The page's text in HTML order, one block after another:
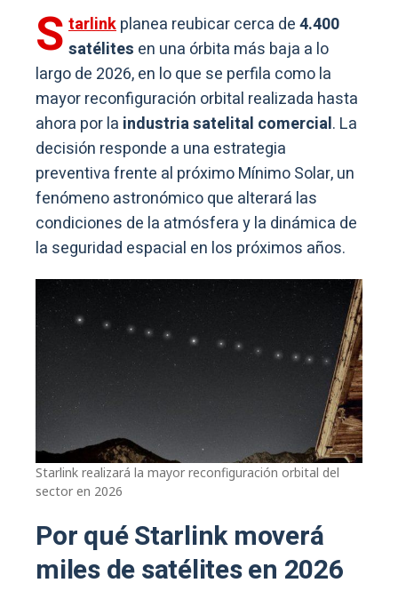
S tarlinkplanea reubicar cerca de4.400
satélites en una órbita más baja a lo
largo de 2026, en lo que se perfila como la
mayor reconfiguración orbital realizada hasta
ahora por la industria satelital comercial. La
decisión responde a una estrategia
preventiva frente al próximo Mínimo Solar, un
fenómeno astronómico que alterará las
condiciones de la atmósfera y la dinámica de
la seguridad espacial en los próximos años.
Starlink realizará la mayor reconfiguración orbital del
sector en 2026
Por qué Starlink moverá
miles de satélites en 2026